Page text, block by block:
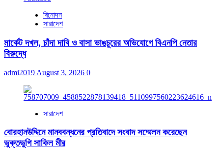
বিনোদন
সারাদেশ
মার্কেট দখল, চাঁদা দাবি ও বাসা ভাঙচুরের অভিযোগে বিএনপি নেতার
বিরুদ্ধে
admi2019 August 3, 2026 0
সারাদেশ
বোরহানউদ্দিনে মানববন্ধনের প্রতিবাদে সংবাদ সম্মেলন করেছেন
ভুক্তভুগি সাকিল মীর